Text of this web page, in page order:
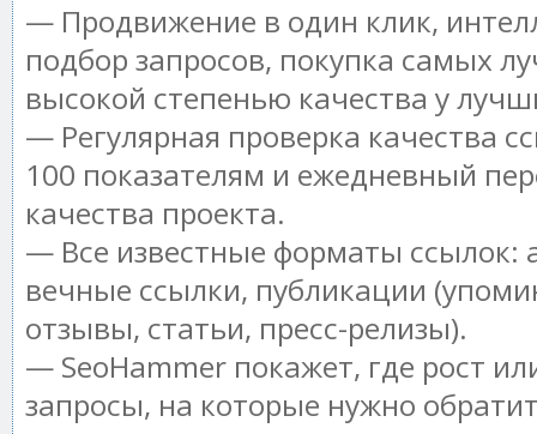
— Продвижение в один клик,
подбор запросов, покупка самых
высокой степенью качества у
— Регулярная проверка качества
100 показателям и ежедневный
качества проекта.
— Все известные форматы ссылок:
вечные ссылки, публикации
отзывы, статьи, пресс-релизы).
— SeoHammer покажет, где рост
запросы, на которые нужно